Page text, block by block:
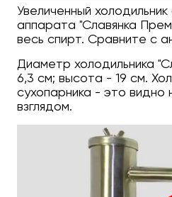
Увеличенный
аппарата "Славянка
весь спирт. Сравните с
Диаметр холодильника
6,3 см; высота - 19 см.
сухопарника - это видно
взглядом.